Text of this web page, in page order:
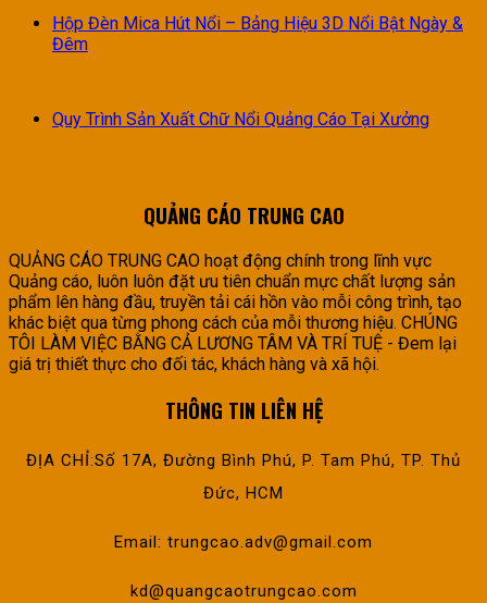
Hộp Đèn Mica Hút Nổi – Bảng Hiệu 3D Nổi Bật Ngày &
Đêm
Quy Trình Sản Xuất Chữ Nổi Quảng Cáo Tại Xưởng
QUẢNG CÁO TRUNG CAO
QUẢNG CÁO TRUNG CAO hoạt động chính trong lĩnh vực
Quảng cáo, luôn luôn đặt ưu tiên chuẩn mực chất lượng sản
phẩm lên hàng đầu, truyền tải cái hồn vào mỗi công trình, tạo
khác biệt qua từng phong cách của mỗi thương hiệu. CHÚNG
TÔI LÀM VIỆC BẰNG CẢ LƯƠNG TÂM VÀ TRÍ TUỆ - Đem lại
giá trị thiết thực cho đối tác, khách hàng và xã hội.
THÔNG TIN LIÊN HỆ
ĐỊA CHỈ:Số 17A, Đường Bình Phú, P. Tam Phú, TP. Thủ
Đức, HCM
Email: trungcao.adv@gmail.com
kd@quangcaotrungcao.com